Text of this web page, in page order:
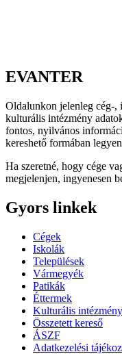
EVANTER
Oldalunkon jelenleg cég-,
kulturális intézmény
fontos, nyilvános
kereshető formában
Ha szeretné, hogy cége
megjelenjen, ingyenesen
Gyors linkek
Cégek
Iskolák
Települések
Vármegyék
Patikák
Éttermek
Kulturális
Összetett kereső
ÁSZF
Adatkezelési